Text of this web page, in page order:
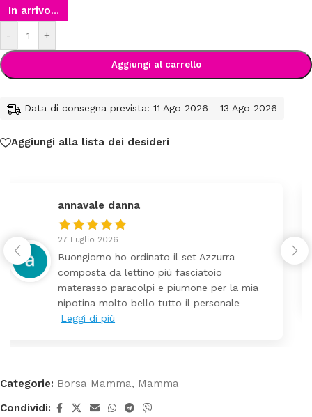
In arrivo...
-
+
Aggiungi al carrello
Data di consegna prevista: 11 Ago 2026 - 13 Ago 2026
Aggiungi alla lista dei desideri
federica
24 Luglio 2026
Tutti perfetto! Ho ordinato un lettino che é
arrivato ben imballato dopo pochi giorni.
Prezzo ottimi rispetto la concorrenza
Categorie: Borsa Mamma, Mamma
Condividi: